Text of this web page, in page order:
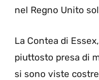
nel Regno Unito
La Contea di
piuttosto presa di
si sono viste